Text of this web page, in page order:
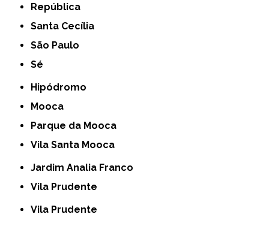
República
Santa Cecília
São Paulo
Sé
Hipódromo
Mooca
Parque da Mooca
Vila Santa Mooca
Jardim Analia Franco
Vila Prudente
Vila Prudente